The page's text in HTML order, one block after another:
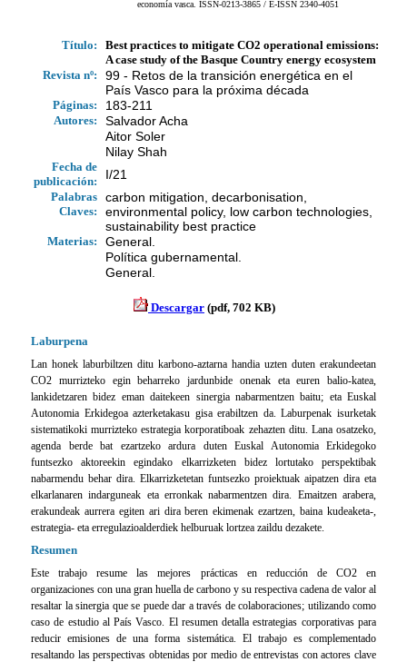
economía vasca. ISSN-0213-3865 / E-ISSN 2340-4051
Título:
Best practices to mitigate CO2 operational emissions:
A case study of the Basque Country energy ecosystem
Revista nº:
99 - Retos de la transición energética en el
País Vasco para la próxima década
Páginas: 183-211
Autores:
Salvador Acha
Aitor Soler
Nilay Shah
Fecha de
publicación:
I/21
Palabras
Claves:
carbon mitigation, decarbonisation,
environmental policy, low carbon technologies,
sustainability best practice
Materias:
General.
Política gubernamental.
General.
Descargar (pdf, 702 KB)
Laburpena
Lan honek laburbiltzen ditu karbono-aztarna handia uzten duten erakundeetan
CO2 murrizteko egin beharreko jardunbide onenak eta euren balio-katea,
lankidetzaren bidez eman daitekeen sinergia nabarmentzen baitu; eta Euskal
Autonomia Erkidegoa azterketakasu gisa erabiltzen da. Laburpenak isurketak
sistematikoki murrizteko estrategia korporatiboak zehazten ditu. Lana osatzeko,
agenda berde bat ezartzeko ardura duten Euskal Autonomia Erkidegoko
funtsezko aktoreekin egindako elkarrizketen bidez lortutako perspektibak
nabarmendu behar dira. Elkarrizketetan funtsezko proiektuak aipatzen dira eta
elkarlanaren indarguneak eta erronkak nabarmentzen dira. Emaitzen arabera,
erakundeak aurrera egiten ari dira beren ekimenak ezartzen, baina kudeaketa-,
estrategia- eta erregulazioalderdiek helburuak lortzea zaildu dezakete.
Resumen
Este trabajo resume las mejores prácticas en reducción de CO2 en
organizaciones con una gran huella de carbono y su respectiva cadena de valor al
resaltar la sinergia que se puede dar a través de colaboraciones; utilizando como
caso de estudio al País Vasco. El resumen detalla estrategias corporativas para
reducir emisiones de una forma sistemática. El trabajo es complementado
resaltando las perspectivas obtenidas por medio de entrevistas con actores clave